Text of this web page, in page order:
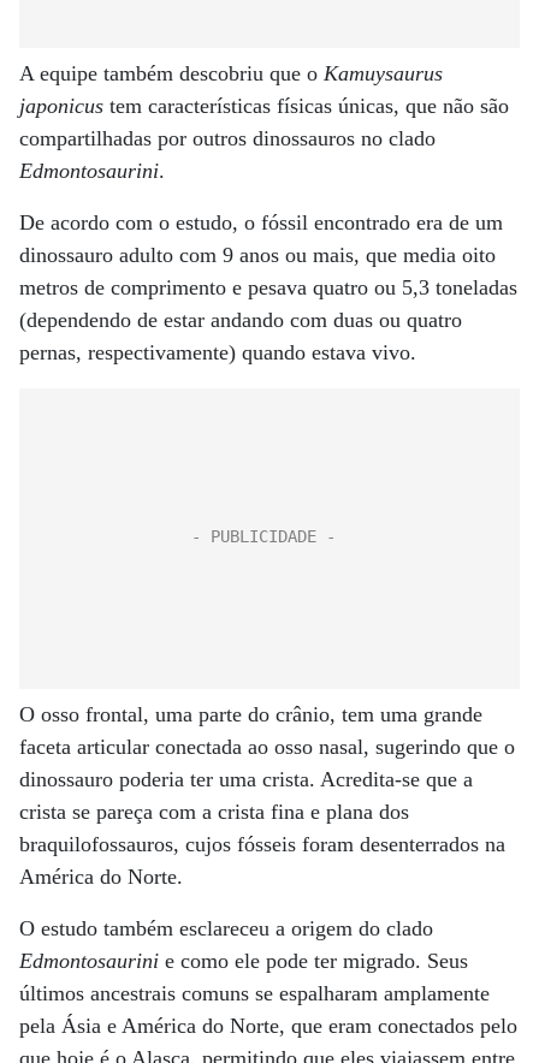
A equipe também descobriu que o Kamuysaurus
japonicus tem características físicas únicas, que não são
compartilhadas por outros dinossauros no clado
Edmontosaurini.
De acordo com o estudo, o fóssil encontrado era de um
dinossauro adulto com 9 anos ou mais, que media oito
metros de comprimento e pesava quatro ou 5,3 toneladas
(dependendo de estar andando com duas ou quatro
pernas, respectivamente) quando estava vivo.
O osso frontal, uma parte do crânio, tem uma grande
faceta articular conectada ao osso nasal, sugerindo que o
dinossauro poderia ter uma crista. Acredita-se que a
crista se pareça com a crista fina e plana dos
braquilofossauros, cujos fósseis foram desenterrados na
América do Norte.
O estudo também esclareceu a origem do clado
Edmontosaurini e como ele pode ter migrado. Seus
últimos ancestrais comuns se espalharam amplamente
pela Ásia e América do Norte, que eram conectados pelo
que hoje é o Alasca, permitindo que eles viajassem entre